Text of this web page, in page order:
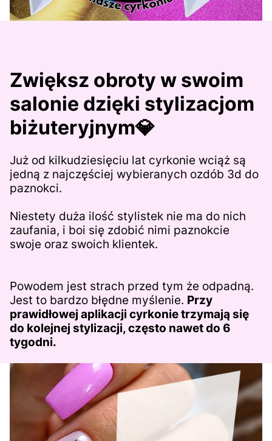
Zwiększ obroty w swoim
salonie dzięki stylizacjom
biżuteryjnym💎
Już od kilkudziesięciu lat cyrkonie wciąż są
jedną z najczęściej wybieranych ozdób 3d do
paznokci.
Niestety duża ilość stylistek nie ma do nich
zaufania, i boi się zdobić nimi paznokcie
swoje oraz swoich klientek.
Powodem jest strach przed tym że odpadną.
Jest to bardzo błędne myślenie. Przy
prawidłowej aplikacji cyrkonie trzymają się
do kolejnej stylizacji, często nawet do 6
tygodni.